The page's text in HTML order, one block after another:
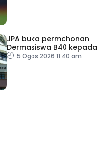
JPA buka permohonan
Dermasiswa B40 kepada
lepasan SPM
5 Ogos 2026 11:40 am